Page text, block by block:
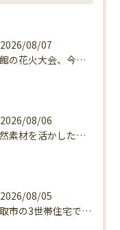
2026/08/07
函館の花火大会、今日の開催確認と湯の川の夜
2026/08/06
自然素材を活かした家づくり、マエタ木材の目線
2026/08/05
鳥取市の3世帯住宅で考える警戒レベル4避難指示